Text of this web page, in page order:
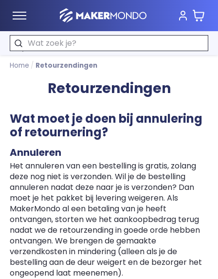
MakerMondo
Zoeken
Home / Retourzendingen
Retourzendingen
Wat moet je doen bij annulering
of retournering?
Annuleren
Het annuleren van een bestelling is gratis, zolang
deze nog niet is verzonden. Wil je de bestelling
annuleren nadat deze naar je is verzonden? Dan
moet je het pakket bij levering weigeren. Als
MakerMondo al een betaling van je heeft
ontvangen, storten we het aankoopbedrag terug
nadat we de retourzending in goede orde hebben
ontvangen. We brengen de gemaakte
verzendkosten in mindering (alleen als je de
bestelling aan de deur weigert en de bezorger het
ongeopend laat meenemen).